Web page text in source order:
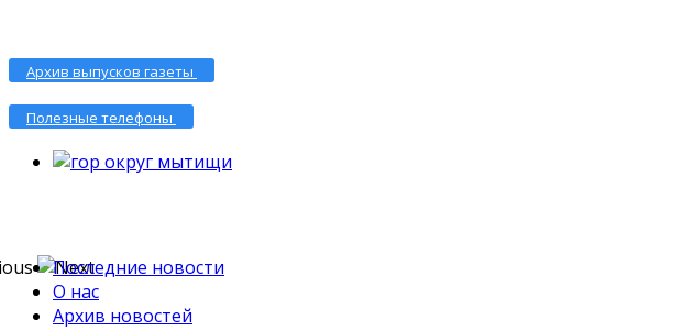
Архив выпусков газеты
Полезные телефоны
Последние новости
О нас
Архив новостей